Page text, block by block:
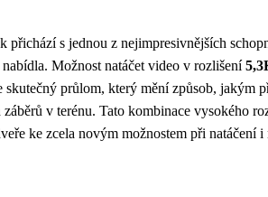
přichází s jednou z nejimpresivnějších
Možnost natáčet video v rozlišení
skutečný průlom, který mění způsob, jakým
v terénu. Tato kombinace vysokého
ke zcela novým možnostem při natáčení i